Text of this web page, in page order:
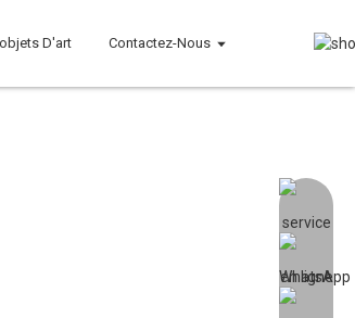
D'art Contactez-Nous